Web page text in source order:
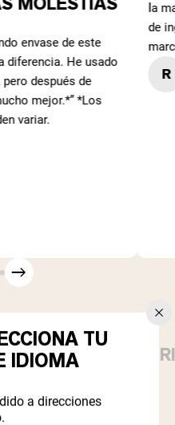
envase de este
diferencia. He usado
después de
mejor.*” *Los
variar.
la
de
R
ESENCIALES
TU
IDIOMA
a direcciones